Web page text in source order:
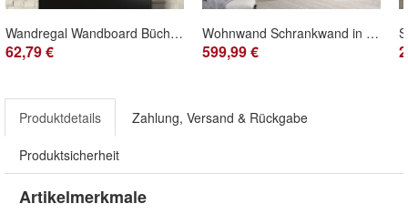
Wandregal Wandboard Bücherregal grau Eiche Wohn- und Esszimmer Regal 167 cm Esteban
62,79 €
Wohnwand Schrankwand in grau Eiche Wohnzimmer Schrank Set 4-tlg. Esteban 340 cm
599,99 €
Produktdetails Zahlung, Versand & Rückgabe
Produktsicherheit
Artikelmerkmale